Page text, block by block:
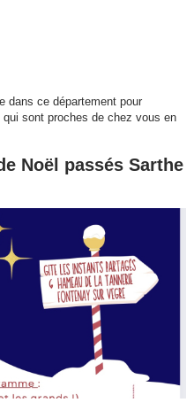
dans ce département pour
sont proches de chez vous en
Noël passés Sarthe